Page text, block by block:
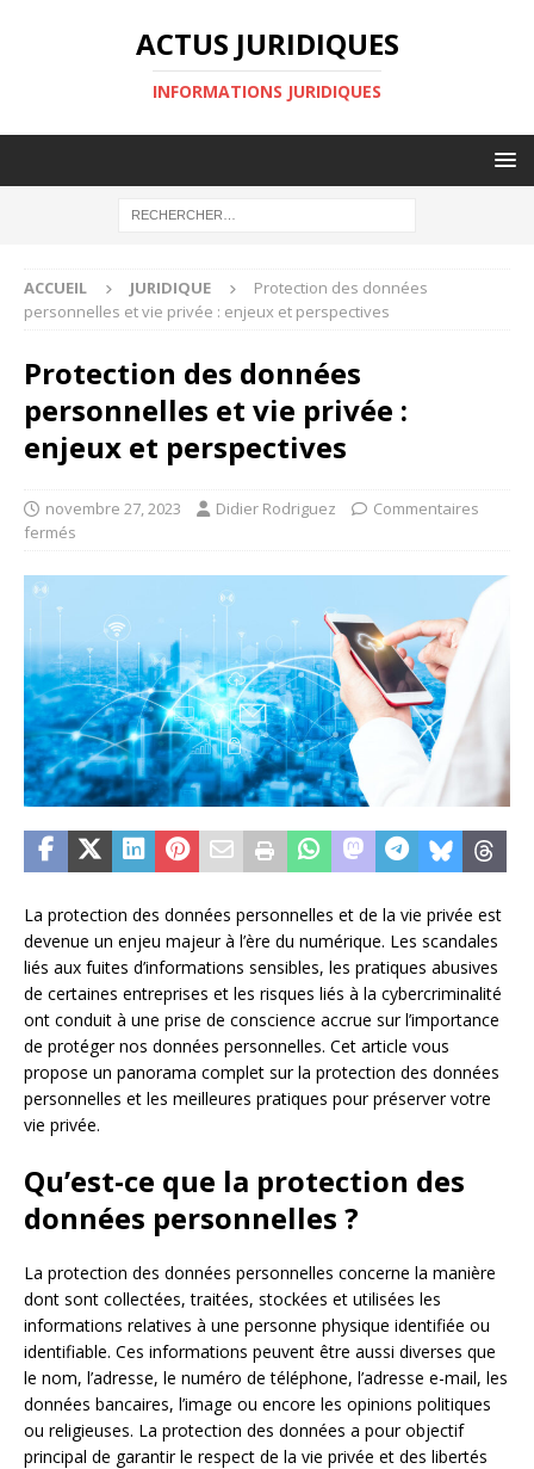
ACTUS JURIDIQUES
INFORMATIONS JURIDIQUES
ACCUEIL JURIDIQUE
Protection des données
personnelles et vie privée : enjeux et perspectives
Protection des données
personnelles et vie privée :
enjeux et perspectives
novembre 27, 2023 Didier Rodriguez
Commentaires
fermés
La protection des données personnelles et de la vie privée est
devenue un enjeu majeur à l’ère du numérique. Les scandales
liés aux fuites d’informations sensibles, les pratiques abusives
de certaines entreprises et les risques liés à la cybercriminalité
ont conduit à une prise de conscience accrue sur l’importance
de protéger nos données personnelles. Cet article vous
propose un panorama complet sur la protection des données
personnelles et les meilleures pratiques pour préserver votre
vie privée.
Qu’est-ce que la protection des
données personnelles ?
La protection des données personnelles concerne la manière
dont sont collectées, traitées, stockées et utilisées les
informations relatives à une personne physique identifiée ou
identifiable. Ces informations peuvent être aussi diverses que
le nom, l’adresse, le numéro de téléphone, l’adresse e-mail, les
données bancaires, l’image ou encore les opinions politiques
ou religieuses. La protection des données a pour objectif
principal de garantir le respect de la vie privée et des libertés